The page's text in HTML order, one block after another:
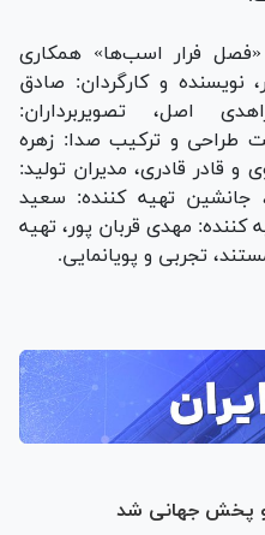
فرار اسب‌ها» همکاری
نویسنده و کارگردان: صادق
اصل، تصویربرداران:
طراحی و ترکیب صدا: زهره
و قادر قادری، مدیران تولید:
جانشین تهیه کننده: سعید
کننده: مهدی قربان پور، تهیه
تجربی و پویانمایی.
و پخش جهانی شد